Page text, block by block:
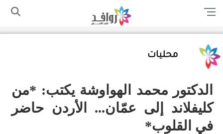
الرئيسية سياسة الخصوصية
محليات
الدكتور محمد الهواوشة يكتب: *من
كليفلاند إلى عمّان... الأردن حاضر
في القلوب*